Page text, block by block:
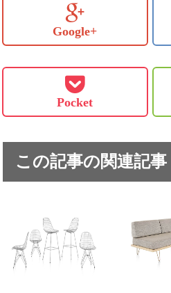
Google+
Pocket
この記事の関連記事